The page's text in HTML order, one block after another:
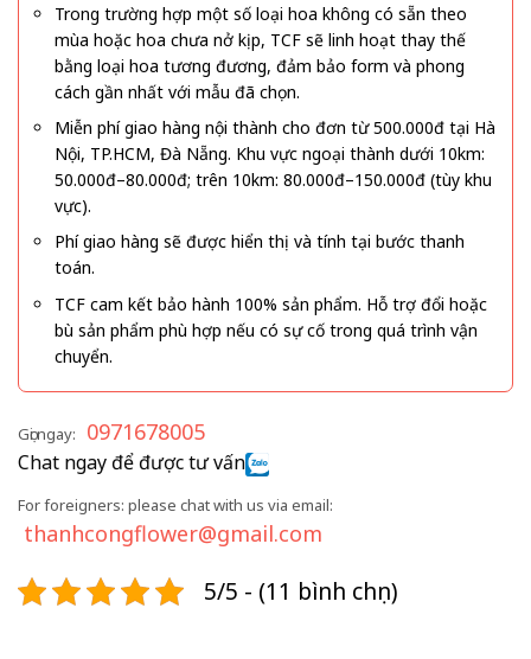
Trong trường hợp một số loại hoa không có sẵn theo
mùa hoặc hoa chưa nở kịp, TCF sẽ linh hoạt thay thế
bằng loại hoa tương đương, đảm bảo form và phong
cách gần nhất với mẫu đã chọn.
Miễn phí giao hàng nội thành cho đơn từ 500.000đ tại Hà
Nội, TP.HCM, Đà Nẵng. Khu vực ngoại thành dưới 10km:
50.000đ–80.000đ; trên 10km: 80.000đ–150.000đ (tùy khu
vực).
Phí giao hàng sẽ được hiển thị và tính tại bước thanh
toán.
TCF cam kết bảo hành 100% sản phẩm. Hỗ trợ đổi hoặc
bù sản phẩm phù hợp nếu có sự cố trong quá trình vận
chuyển.
Gọi ngay: 0971678005
Chat ngay để được tư vấn
For foreigners: please chat with us via email:
thanhcongflower@gmail.com
5/5 - (11 bình chọn)